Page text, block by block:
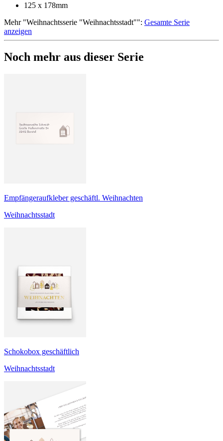
125 x 178mm
Mehr"Weihnachtsserie "Weihnachtsstadt"": Gesamte Serie
anzeigen
Noch mehr aus dieser Serie
Empfängeraufkleber geschäftl. Weihnachten
Weihnachtsstadt
Schokobox geschäftlich
Weihnachtsstadt